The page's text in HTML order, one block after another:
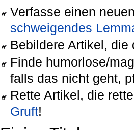
Verfasse einen
schweigendes
Bebildere Artikel, die
Finde humorlose/
falls das nicht geht,
Rette Artikel, die
Gruft!